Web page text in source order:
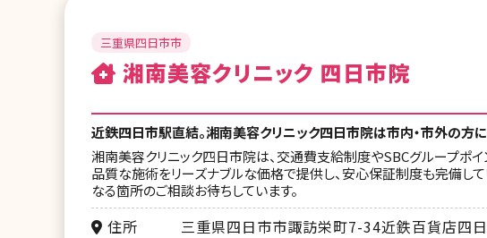
三重県四日市市
湘南美容クリニック 四日市院
近鉄四日市駅直結。湘南美容クリニック四日市院は市内・市外の方
湘南美容クリニック四日市院は、交通費支給制度やSBCグループポイ
品質な施術をリーズナブルな価格で提供し、安心保証制度も完備して
なる箇所のご相談お待ちしています。
住所
三重県四日市市諏訪栄町7-34近鉄百貨店四